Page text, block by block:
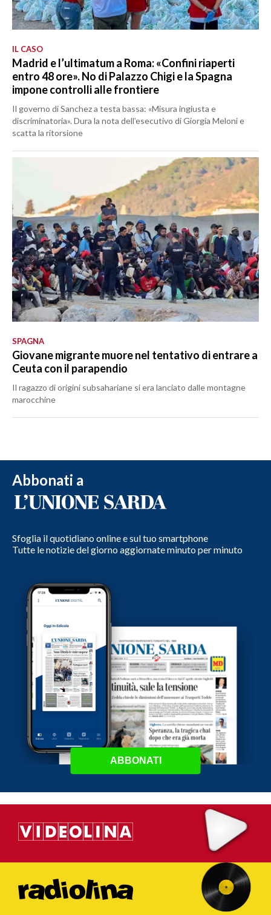
IL CASO
Madrid e l’ultimatum a Roma: «Confini riaperti
entro 48 ore». No di Palazzo Chigi e la Spagna
impone controlli alle frontiere
Il governo di Sanchez a testa bassa: «Misura ingiusta e
discriminatoria». Dura la nota dell’esecutivo di Giorgia Meloni e
scatta la ritorsione
SPAGNA
Giovane migrante muore nel tentativo di entrare a
Ceuta con il parapendio
Il ragazzo di origini subsahariane si era lanciato dalle montagne
marocchine
Abbonati a
Sfoglia il quotidiano online e sul tuo smartphone
Tutte le notizie del giorno aggiornate minuto per minuto
ABBONATI